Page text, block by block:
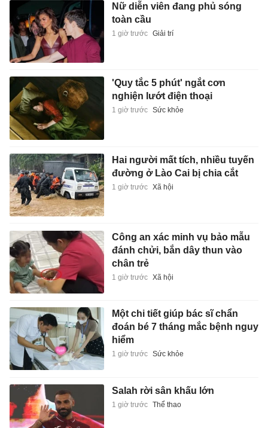
Nữ diễn viên đang phủ sóng
toàn cầu
1 giờ trước Giải trí
'Quy tắc 5 phút' ngắt cơn
nghiện lướt điện thoại
1 giờ trước Sức khỏe
Hai người mất tích, nhiều tuyến
đường ở Lào Cai bị chia cắt
1 giờ trước Xã hội
Công an xác minh vụ bảo mẫu
đánh chửi, bắn dây thun vào
chân trẻ
1 giờ trước Xã hội
Một chi tiết giúp bác sĩ chẩn
đoán bé 7 tháng mắc bệnh nguy
hiểm
1 giờ trước Sức khỏe
Salah rời sân khấu lớn
1 giờ trước Thể thao